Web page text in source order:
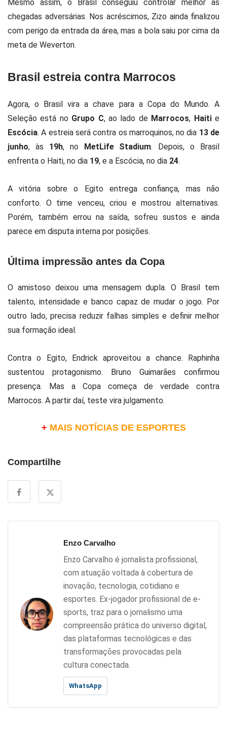
Mesmo assim, o Brasil conseguiu controlar melhor as
chegadas adversárias. Nos acréscimos, Zizo ainda finalizou
com perigo da entrada da área, mas a bola saiu por cima da
meta de Weverton.
Brasil estreia contra Marrocos
Agora, o Brasil vira a chave para a Copa do Mundo. A
Seleção está no Grupo C, ao lado de Marrocos, Haitie
Escócia. A estreia será contra os marroquinos, no dia 13 de
junho, às 19h, no MetLife Stadium. Depois, o Brasil
enfrenta o Haiti, no dia 19, e a Escócia, no dia 24.
A vitória sobre o Egito entrega confiança, mas não
conforto. O time venceu, criou e mostrou alternativas.
Porém, também errou na saída, sofreu sustos e ainda
parece em disputa interna por posições.
Última impressão antes da Copa
O amistoso deixou uma mensagem dupla. O Brasil tem
talento, intensidade e banco capaz de mudar o jogo. Por
outro lado, precisa reduzir falhas simples e definir melhor
sua formação ideal.
Contra o Egito, Endrick aproveitou a chance. Raphinha
sustentou protagonismo. Bruno Guimarães confirmou
presença. Mas a Copa começa de verdade contra
Marrocos. A partir daí, teste vira julgamento.
+ MAIS NOTÍCIAS DE ESPORTES
Compartilhe
Enzo Carvalho
Enzo Carvalho é jornalista profissional,
com atuação voltada à cobertura de
inovação, tecnologia, cotidiano e
esportes. Ex-jogador profissional de e-
sports, traz para o jornalismo uma
compreensão prática do universo digital,
das plataformas tecnológicas e das
transformações provocadas pela
cultura conectada.
WhatsApp